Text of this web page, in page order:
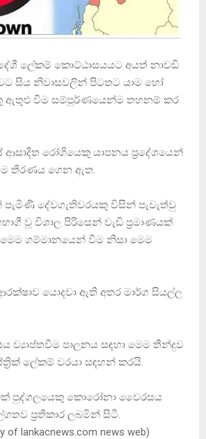
ලේකම් කොට්ඨාසයයට අයත් නාවඩි
සිය නිවාසවලින් පිටතට යාම හෝ
ඇතුළු වීම සම්පූර්ණයෙන්ම තහනම් කර
රෝගියෙකු යාපනය ප්‍රදේශයෙන්
තීරණය ගෙන ඇත.
දේවගැතිවරයකු විසින් පැවැත්වු
වූ විශාල පිරිසෙන් වැඩි ප්‍රමාණයක්
ගම්මානයෙන් වීම නිසා මෙම
යොදවා ඇති අතර මාර්ග සියල්ල
පාලනය සඳහා මෙම තීන්දුව
ලේකම් වරයා සඳහන් කරයි.
පුද්ගලයෙකු කොරෝනා වෛරසය
ප්‍රතිකාර ලබමින් සිටී.
of lankacnews.com news web)